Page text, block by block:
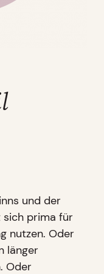
und der
sich prima für
nutzen. Oder
länger
Oder